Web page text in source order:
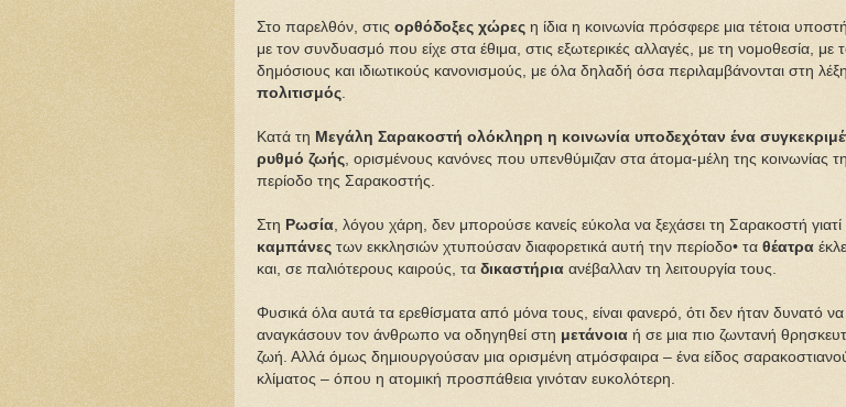
Στο παρελθόν, στις ορθόδοξες χώρες η ίδια η κοινωνία πρόσφερε μια τέτοια
με τον συνδυασμό που είχε στα έθιμα, στις εξωτερικές αλλαγές, με τη νομοθεσία, με
δημόσιους και ιδιωτικούς κανονισμούς, με όλα δηλαδή όσα περιλαμβάνονται στη λέξη
πολιτισμός
Κατά τη Μεγάλη Σαρακοστή ολόκληρη η κοινωνία υποδεχόταν ένα
ρυθμό ζωής , ορισμένους κανόνες που υπενθύμιζαν στα άτομα-μέλη της κοινωνίας
περίοδο της Σαρακοστής.
Στη Ρωσία , λόγου χάρη, δεν μπορούσε κανείς εύκολα να ξεχάσει τη Σαρακοστή γιατί
καμπάνες των εκκλησιών χτυπούσαν διαφορετικά αυτή την περίοδο• τα θέατρα
και, σε παλιότερους καιρούς, τα δικαστήρια ανέβαλλαν τη λειτουργία τους.
Φυσικά όλα αυτά τα ερεθίσματα από μόνα τους, είναι φανερό, ότι δεν ήταν δυνατό να
αναγκάσουν τον άνθρωπο να οδηγηθεί στη μετάνοια ή σε μια πιο ζωντανή
ζωή. Αλλά όμως δημιουργούσαν μια ορισμένη ατμόσφαιρα – ένα είδος
κλίματος – όπου η ατομική προσπάθεια γινόταν ευκολότερη.